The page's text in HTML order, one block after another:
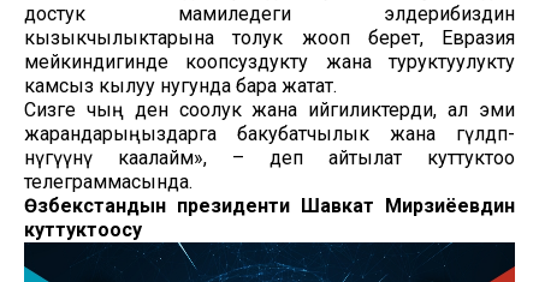
достук мамиледеги элдерибиздин
кызыкчылыктарына толук жооп берет, Евразия
мейкиндигинде коопсуздукту жана туруктуулукту
камсыз кылуу нугунда бара жатат.
Сизге чың ден соолук жана ийгиликтерди, ал эми
жарандарыңыздарга бакубатчылык жана гүлдөп-
өнүгүүнү каалайм», – деп айтылат куттуктоо
телеграммасында.
Өзбекстандын президенти Шавкат Мирзиёевдин
куттуктоосу